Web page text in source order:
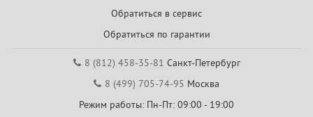
Обратиться в сервис
Обратиться по гарантии
8 (812) 458-35-81 Санкт-Петербург
8 (499) 705-74-95 Москва
Режим работы: Пн-Пт: 09:00 - 19:00